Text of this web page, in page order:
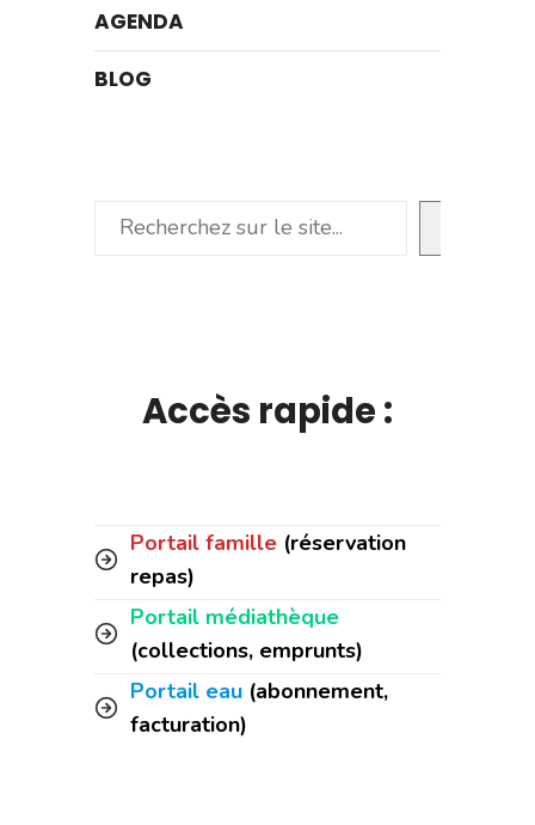
AGENDA
BLOG
Rechercher
Accès rapide :
Portail famille (réservation
repas)
Portail médiathèque
(collections, emprunts)
Portail eau (abonnement,
facturation)